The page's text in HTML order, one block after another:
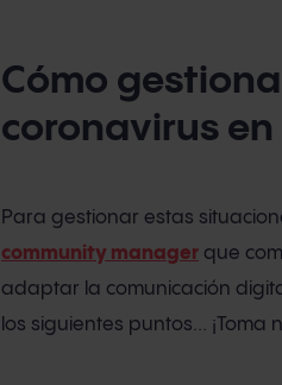
Cómo
coronavirus
Para gestionar estas
community manager que
adaptar la comunicación
los siguientes puntos... ¡Toma